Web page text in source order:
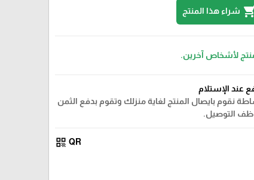
شراء هذا المنتج
لأشخاص آخرين.
عند الإستلام
نقوم بايصال المنتج لغاية منزلك وتقوم بدفع الثمن
التوصيل.
QR
qr_code